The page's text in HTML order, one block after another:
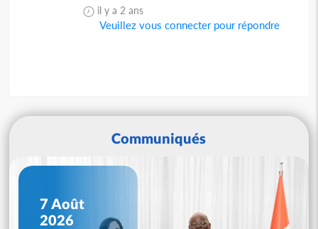
il y a 2 ans
Veuillez vous connecter pour répondre
Communiqués
7 Août
2026